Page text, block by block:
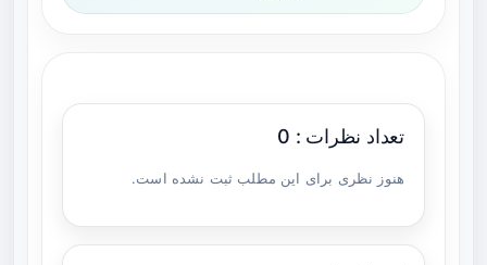
تعداد نظرات : 0
هنوز نظری برای این مطلب ثبت نشده است.